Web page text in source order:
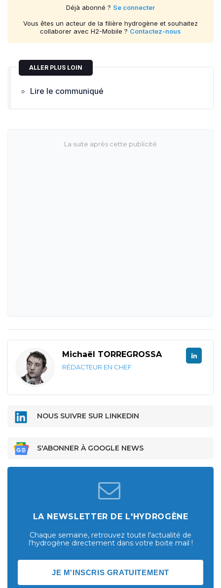
Déjà abonné ? Se connecter
Vous êtes un acteur de la filière hydrogène et souhaitez
collaborer avec H2-Mobile ? Contactez-nous
ALLER PLUS LOIN
Lire le communiqué
Michaël TORREGROSSA
RÉDACTEUR EN CHEF
NOUS SUIVRE SUR LINKEDIN
S'ABONNER À GOOGLE NEWS
LA NEWSLETTER DE L'HYDROGÈNE
Chaque semaine, retrouvez toute l'actualité de
l'hydrogène directement dans votre boite mail !
JE M'INSCRIS GRATUITEMENT